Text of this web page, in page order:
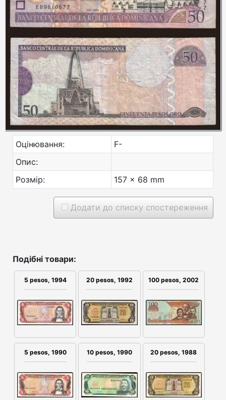
Оцінювання:
F-
Опис:
Розмір:
157 x 68 mm
Додати до списку спостереження
Подібні товари:
5 pesos, 1994 20 pesos, 1992 100 pesos, 2002
5 pesos, 1990 10 pesos, 1990 20 pesos, 1988